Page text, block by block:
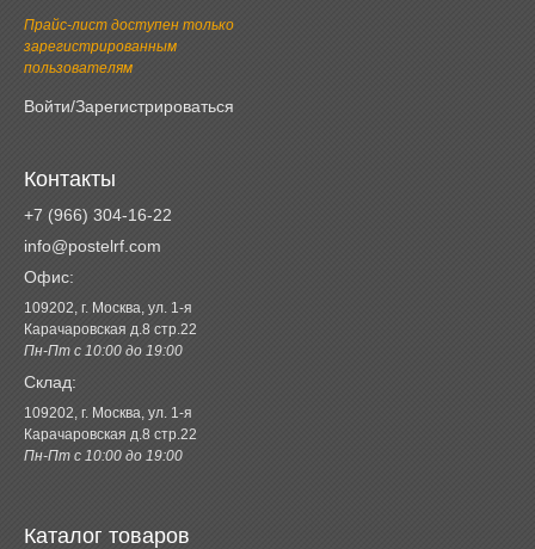
Прайс-лист доступен только
зарегистрированным
пользователям
Войти/Зарегистрироваться
Контакты
+7 (966) 304-16-22
info@postelrf.com
Офис:
109202, г. Москва, ул. 1-я
Карачаровская д.8 стр.22
Пн-Пт с 10:00 до 19:00
Склад:
109202, г. Москва, ул. 1-я
Карачаровская д.8 стр.22
Пн-Пт с 10:00 до 19:00
Каталог товаров